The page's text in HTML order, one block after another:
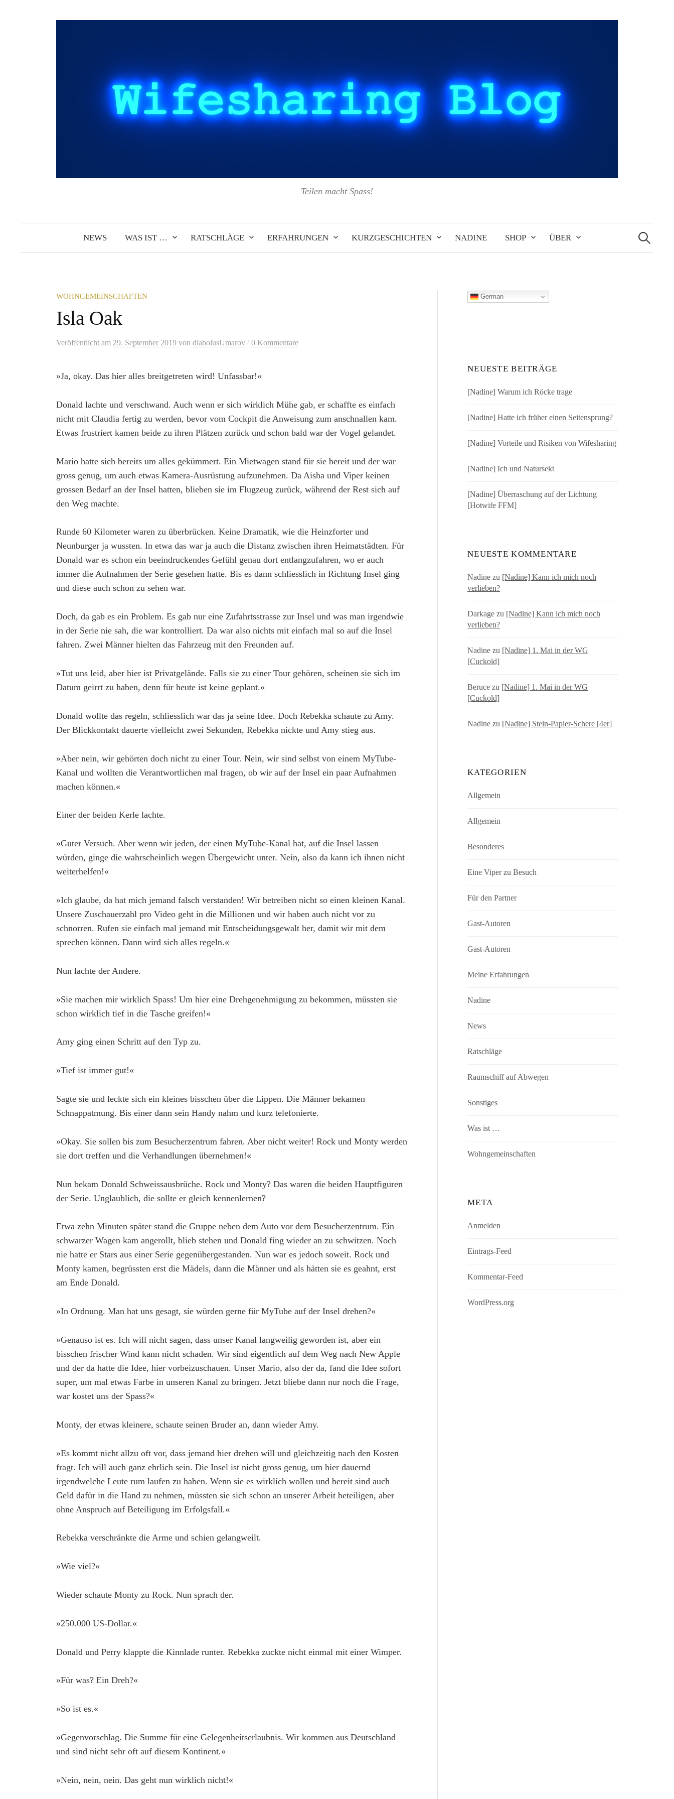
Teilen macht Spass!
NEWS WAS IST … RATSCHLÄGE ERFAHRUNGEN KURZGESCHICHTEN NADINE SHOP ÜBER
Suchen
nach:
WOHNGEMEINSCHAFTEN
Isla Oak
Veröffentlicht am 29. September 2019 von diabolusUmarov / 0 Kommentare
»Ja, okay. Das hier alles breitgetreten wird! Unfassbar!«
Donald lachte und verschwand. Auch wenn er sich wirklich Mühe gab, er schaffte es einfach
nicht mit Claudia fertig zu werden, bevor vom Cockpit die Anweisung zum anschnallen kam.
Etwas frustriert kamen beide zu ihren Plätzen zurück und schon bald war der Vogel gelandet.
Mario hatte sich bereits um alles gekümmert. Ein Mietwagen stand für sie bereit und der war
gross genug, um auch etwas Kamera-Ausrüstung aufzunehmen. Da Aisha und Viper keinen
grossen Bedarf an der Insel hatten, blieben sie im Flugzeug zurück, während der Rest sich auf
den Weg machte.
Runde 60 Kilometer waren zu überbrücken. Keine Dramatik, wie die Heinzforter und
Neunburger ja wussten. In etwa das war ja auch die Distanz zwischen ihren Heimatstädten. Für
Donald war es schon ein beeindruckendes Gefühl genau dort entlangzufahren, wo er auch
immer die Aufnahmen der Serie gesehen hatte. Bis es dann schliesslich in Richtung Insel ging
und diese auch schon zu sehen war.
Doch, da gab es ein Problem. Es gab nur eine Zufahrtsstrasse zur Insel und was man irgendwie
in der Serie nie sah, die war kontrolliert. Da war also nichts mit einfach mal so auf die Insel
fahren. Zwei Männer hielten das Fahrzeug mit den Freunden auf.
»Tut uns leid, aber hier ist Privatgelände. Falls sie zu einer Tour gehören, scheinen sie sich im
Datum geirrt zu haben, denn für heute ist keine geplant.«
Donald wollte das regeln, schliesslich war das ja seine Idee. Doch Rebekka schaute zu Amy.
Der Blickkontakt dauerte vielleicht zwei Sekunden, Rebekka nickte und Amy stieg aus.
»Aber nein, wir gehörten doch nicht zu einer Tour. Nein, wir sind selbst von einem MyTube-
Kanal und wollten die Verantwortlichen mal fragen, ob wir auf der Insel ein paar Aufnahmen
machen können.«
Einer der beiden Kerle lachte.
»Guter Versuch. Aber wenn wir jeden, der einen MyTube-Kanal hat, auf die Insel lassen
würden, ginge die wahrscheinlich wegen Übergewicht unter. Nein, also da kann ich ihnen nicht
weiterhelfen!«
»Ich glaube, da hat mich jemand falsch verstanden! Wir betreiben nicht so einen kleinen Kanal.
Unsere Zuschauerzahl pro Video geht in die Millionen und wir haben auch nicht vor zu
schnorren. Rufen sie einfach mal jemand mit Entscheidungsgewalt her, damit wir mit dem
sprechen können. Dann wird sich alles regeln.«
Nun lachte der Andere.
»Sie machen mir wirklich Spass! Um hier eine Drehgenehmigung zu bekommen, müssten sie
schon wirklich tief in die Tasche greifen!«
Amy ging einen Schritt auf den Typ zu.
»Tief ist immer gut!«
Sagte sie und leckte sich ein kleines bisschen über die Lippen. Die Männer bekamen
Schnappatmung. Bis einer dann sein Handy nahm und kurz telefonierte.
»Okay. Sie sollen bis zum Besucherzentrum fahren. Aber nicht weiter! Rock und Monty werden
sie dort treffen und die Verhandlungen übernehmen!«
Nun bekam Donald Schweissausbrüche. Rock und Monty? Das waren die beiden Hauptfiguren
der Serie. Unglaublich, die sollte er gleich kennenlernen?
Etwa zehn Minuten später stand die Gruppe neben dem Auto vor dem Besucherzentrum. Ein
schwarzer Wagen kam angerollt, blieb stehen und Donald fing wieder an zu schwitzen. Noch
nie hatte er Stars aus einer Serie gegenübergestanden. Nun war es jedoch soweit. Rock und
Monty kamen, begrüssten erst die Mädels, dann die Männer und als hätten sie es geahnt, erst
am Ende Donald.
»In Ordnung. Man hat uns gesagt, sie würden gerne für MyTube auf der Insel drehen?«
»Genauso ist es. Ich will nicht sagen, dass unser Kanal langweilig geworden ist, aber ein
bisschen frischer Wind kann nicht schaden. Wir sind eigentlich auf dem Weg nach New Apple
und der da hatte die Idee, hier vorbeizuschauen. Unser Mario, also der da, fand die Idee sofort
super, um mal etwas Farbe in unseren Kanal zu bringen. Jetzt bliebe dann nur noch die Frage,
war kostet uns der Spass?«
Monty, der etwas kleinere, schaute seinen Bruder an, dann wieder Amy.
»Es kommt nicht allzu oft vor, dass jemand hier drehen will und gleichzeitig nach den Kosten
fragt. Ich will auch ganz ehrlich sein. Die Insel ist nicht gross genug, um hier dauernd
irgendwelche Leute rum laufen zu haben. Wenn sie es wirklich wollen und bereit sind auch
Geld dafür in die Hand zu nehmen, müssten sie sich schon an unserer Arbeit beteiligen, aber
ohne Anspruch auf Beteiligung im Erfolgsfall.«
Rebekka verschränkte die Arme und schien gelangweilt.
»Wie viel?«
Wieder schaute Monty zu Rock. Nun sprach der.
»250.000 US-Dollar.«
Donald und Perry klappte die Kinnlade runter. Rebekka zuckte nicht einmal mit einer Wimper.
»Für was? Ein Dreh?«
»So ist es.«
»Gegenvorschlag. Die Summe für eine Gelegenheitserlaubnis. Wir kommen aus Deutschland
und sind nicht sehr oft auf diesem Kontinent.«
»Nein, nein, nein. Das geht nun wirklich nicht!«
German
NEUESTE BEITRÄGE
[Nadine] Warum ich Röcke trage
[Nadine] Hatte ich früher einen Seitensprung?
[Nadine] Vorteile und Risiken von Wifesharing
[Nadine] Ich und Natursekt
[Nadine] Überraschung auf der Lichtung
[Hotwife FFM]
NEUESTE KOMMENTARE
Nadine zu [Nadine] Kann ich mich noch
verlieben?
Darkage zu [Nadine] Kann ich mich noch
verlieben?
Nadine zu [Nadine] 1. Mai in der WG
[Cuckold]
Beruce zu [Nadine] 1. Mai in der WG
[Cuckold]
Nadine zu [Nadine] Stein-Papier-Schere [4er]
KATEGORIEN
Allgemein
Allgemein
Besonderes
Eine Viper zu Besuch
Für den Partner
Gast-Autoren
Gast-Autoren
Meine Erfahrungen
Nadine
News
Ratschläge
Raumschiff auf Abwegen
Sonstiges
Was ist …
Wohngemeinschaften
META
Anmelden
Eintrags-Feed
Kommentar-Feed
WordPress.org